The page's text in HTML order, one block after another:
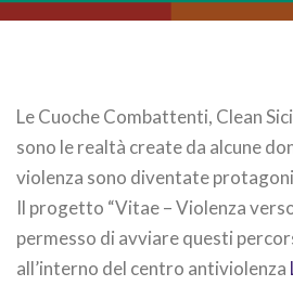
Le Cuoche Combattenti, Clean
sono le realtà create da alcune
violenza sono diventate
Il progetto “Vitae – Violenza
permesso di avviare questi
all’interno del centro antiviolenza